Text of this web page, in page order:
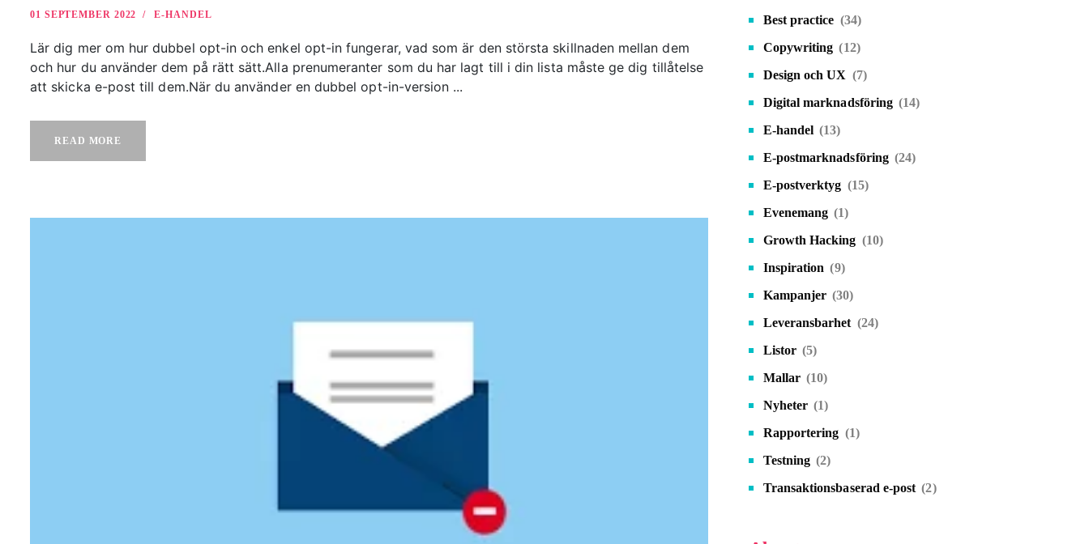
01 SEPTEMBER 2022 E-HANDEL
Lär dig mer om hur dubbel opt-in och enkel opt-in fungerar, vad som är den största skillnaden mellan dem
och hur du använder dem på rätt sätt.Alla prenumeranter som du har lagt till i din lista måste ge dig tillåtelse
att skicka e-post till dem.När du använder en dubbel opt-in-version ...
READ MORE
Best practice (34)
Copywriting (12)
Design och UX (7)
Digital marknadsföring (14)
E-handel (13)
E-postmarknadsföring (24)
E-postverktyg (15)
Evenemang (1)
Growth Hacking (10)
Inspiration (9)
Kampanjer (30)
Leveransbarhet (24)
Listor (5)
Mallar (10)
Nyheter (1)
Rapportering (1)
Testning (2)
Transaktionsbaserad e-post (2)